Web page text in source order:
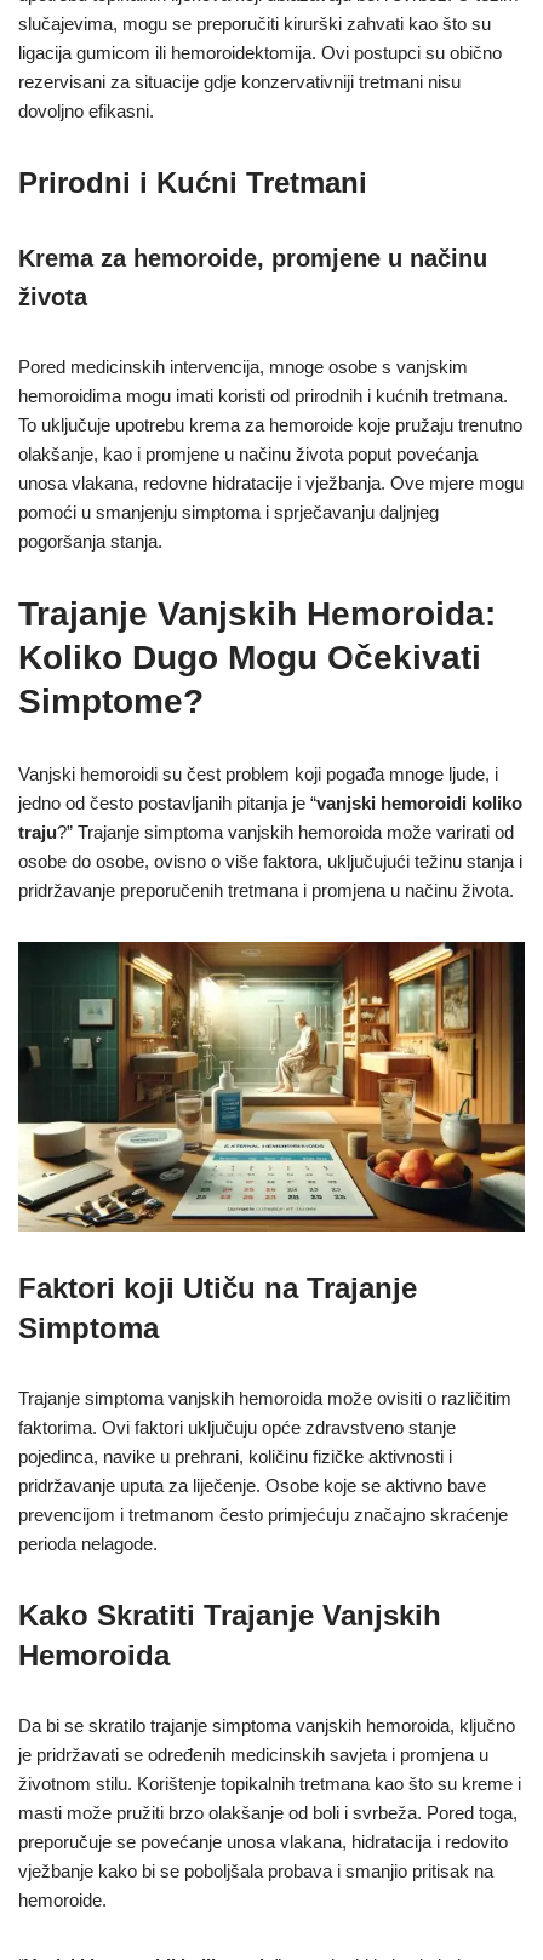
slučajevima, mogu se preporučiti kirurški zahvati kao što su
ligacija gumicom ili hemoroidektomija. Ovi postupci su obično
rezervisani za situacije gdje konzervativniji tretmani nisu
dovoljno efikasni.
Prirodni i Kućni Tretmani
Krema za hemoroide, promjene u načinu
života
Pored medicinskih intervencija, mnoge osobe s vanjskim
hemoroidima mogu imati koristi od prirodnih i kućnih tretmana.
To uključuje upotrebu krema za hemoroide koje pružaju trenutno
olakšanje, kao i promjene u načinu života poput povećanja
unosa vlakana, redovne hidratacije i vježbanja. Ove mjere mogu
pomoći u smanjenju simptoma i sprječavanju daljnjeg
pogoršanja stanja.
Trajanje Vanjskih Hemoroida:
Koliko Dugo Mogu Očekivati
Simptome?
Vanjski hemoroidi su čest problem koji pogađa mnoge ljude, i
jedno od često postavljanih pitanja je “vanjski hemoroidi koliko
traju?” Trajanje simptoma vanjskih hemoroida može varirati od
osobe do osobe, ovisno o više faktora, uključujući težinu stanja i
pridržavanje preporučenih tretmana i promjena u načinu života.
Faktori koji Utiču na Trajanje
Simptoma
Trajanje simptoma vanjskih hemoroida može ovisiti o različitim
faktorima. Ovi faktori uključuju opće zdravstveno stanje
pojedinca, navike u prehrani, količinu fizičke aktivnosti i
pridržavanje uputa za liječenje. Osobe koje se aktivno bave
prevencijom i tretmanom često primjećuju značajno skraćenje
perioda nelagode.
Kako Skratiti Trajanje Vanjskih
Hemoroida
Da bi se skratilo trajanje simptoma vanjskih hemoroida, ključno
je pridržavati se određenih medicinskih savjeta i promjena u
životnom stilu. Korištenje topikalnih tretmana kao što su kreme i
masti može pružiti brzo olakšanje od boli i svrbeža. Pored toga,
preporučuje se povećanje unosa vlakana, hidratacija i redovito
vježbanje kako bi se poboljšala probava i smanjio pritisak na
hemoroide.